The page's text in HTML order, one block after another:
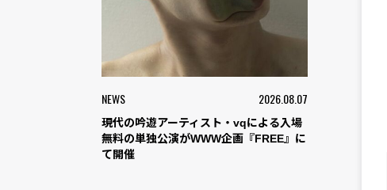
NEWS 2026.08.07
現代の吟遊アーティスト・vqによる入場
無料の単独公演がWWW企画『FREE』に
て開催